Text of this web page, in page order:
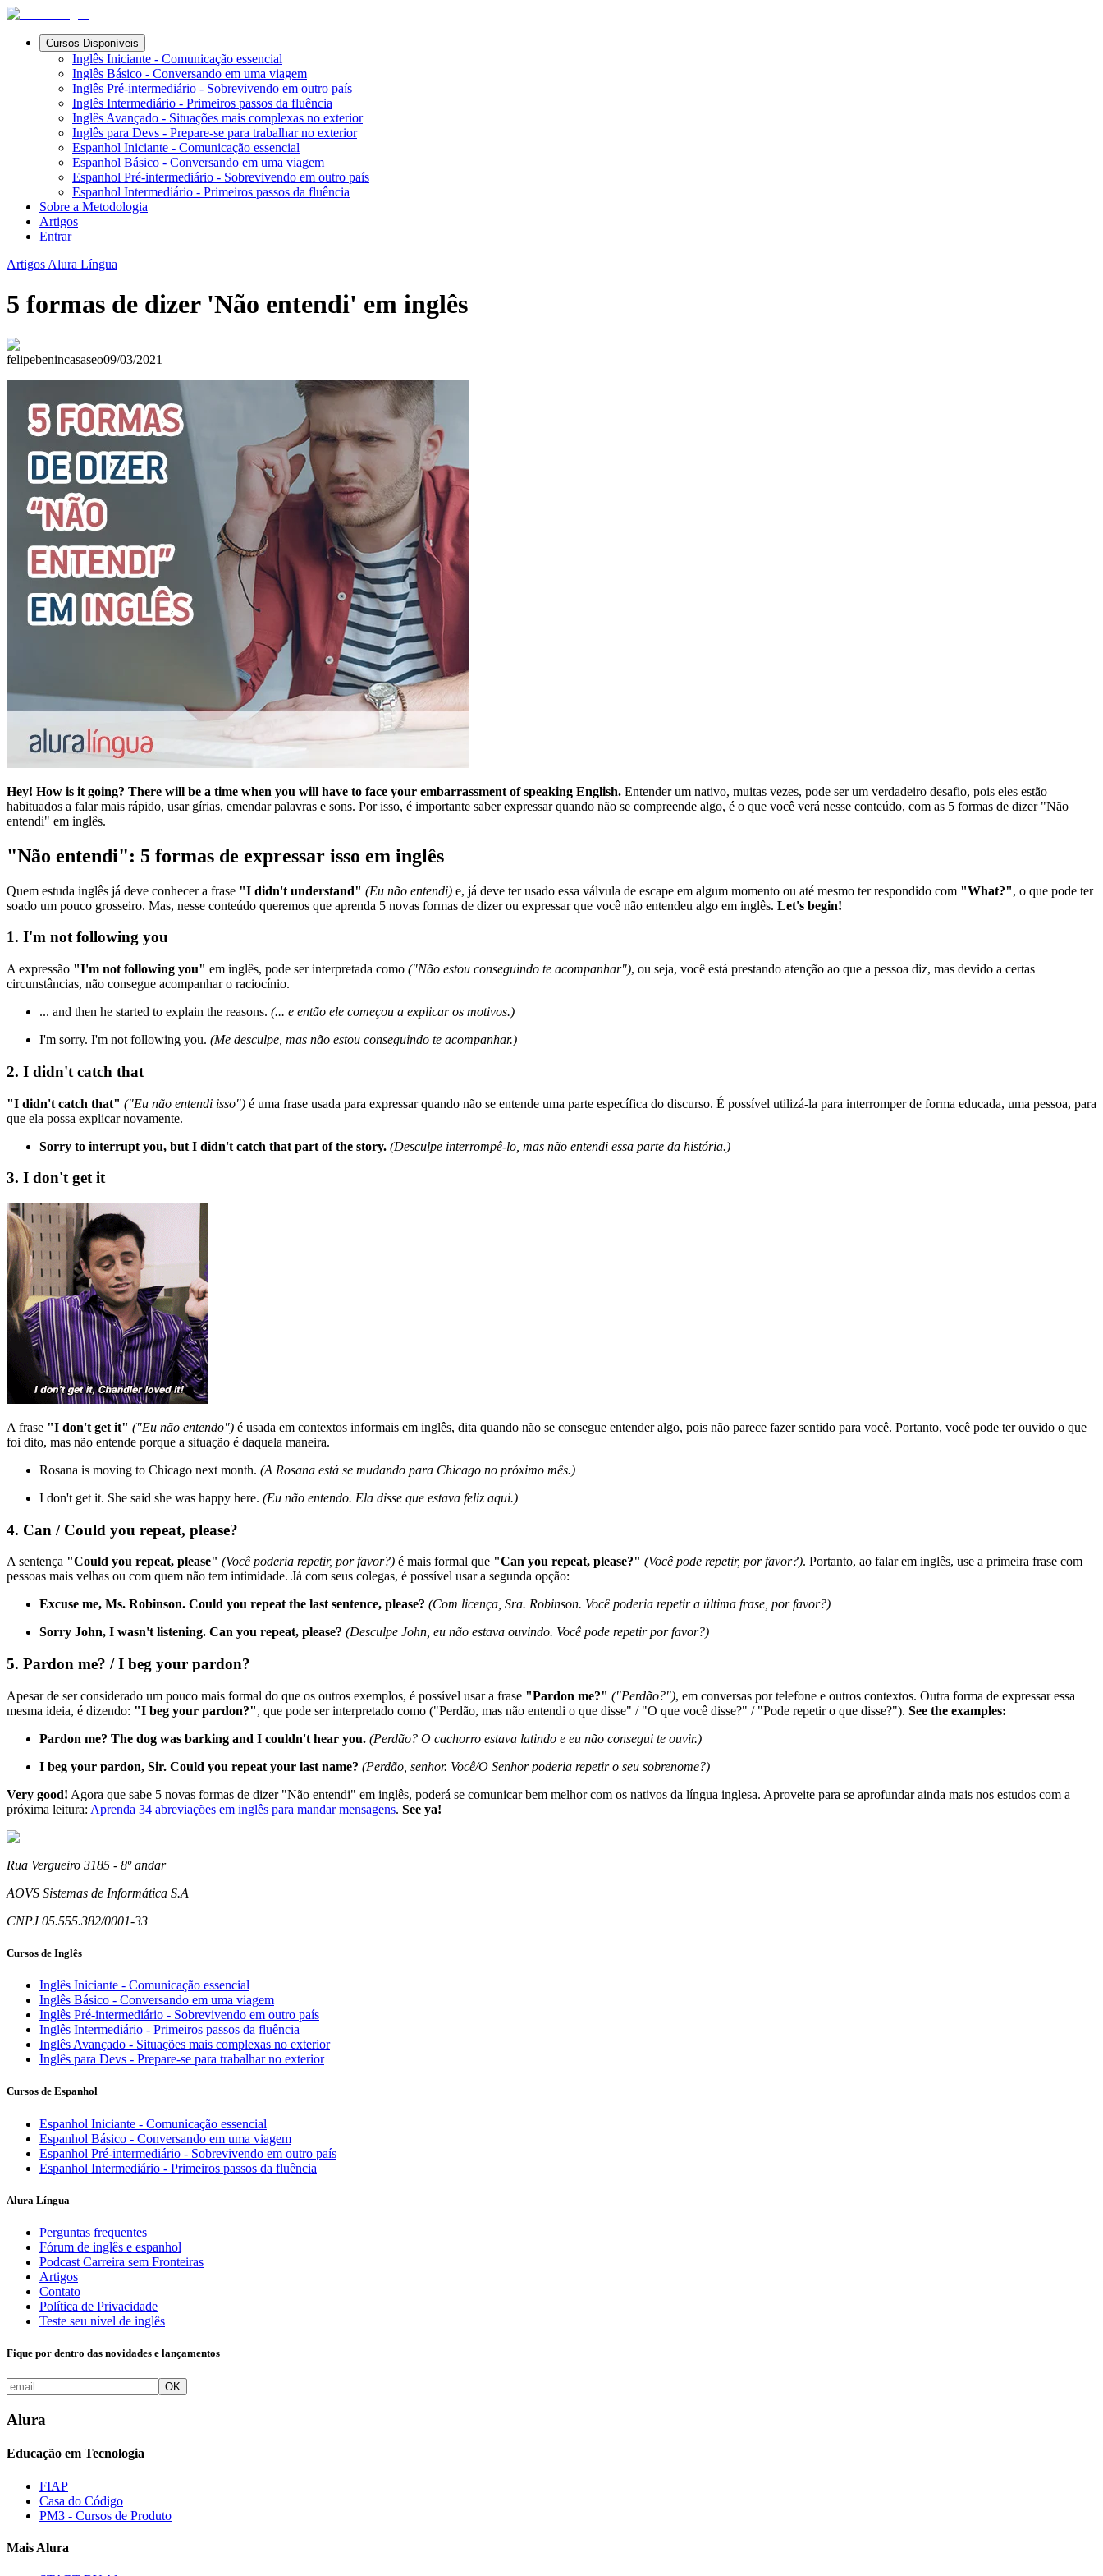
Cursos Disponíveis
Inglês Iniciante - Comunicação essencial
Inglês Básico - Conversando em uma viagem
Inglês Pré-intermediário - Sobrevivendo em outro país
Inglês Intermediário - Primeiros passos da fluência
Inglês Avançado - Situações mais complexas no exterior
Inglês para Devs - Prepare-se para trabalhar no exterior
Espanhol Iniciante - Comunicação essencial
Espanhol Básico - Conversando em uma viagem
Espanhol Pré-intermediário - Sobrevivendo em outro país
Espanhol Intermediário - Primeiros passos da fluência
Sobre a Metodologia
Artigos
Entrar
Artigos Alura Língua
5 formas de dizer 'Não entendi' em inglês
felipebenincasaseo09/03/2021
Hey! How is it going? There will be a time when you will have to face your embarrassment of speaking English. Entender um nativo, muitas vezes, pode ser um verdadeiro desafio, pois eles estão
habituados a falar mais rápido, usar gírias, emendar palavras e sons. Por isso, é importante saber expressar quando não se compreende algo, é o que você verá nesse conteúdo, com as 5 formas de dizer "Não
entendi" em inglês.
"Não entendi": 5 formas de expressar isso em inglês
Quem estuda inglês já deve conhecer a frase "I didn't understand" (Eu não entendi) e, já deve ter usado essa válvula de escape em algum momento ou até mesmo ter respondido com "What?", o que pode ter
soado um pouco grosseiro. Mas, nesse conteúdo queremos que aprenda 5 novas formas de dizer ou expressar que você não entendeu algo em inglês. Let's begin!
1. I'm not following you
A expressão "I'm not following you" em inglês, pode ser interpretada como ("Não estou conseguindo te acompanhar"), ou seja, você está prestando atenção ao que a pessoa diz, mas devido a certas
circunstâncias, não consegue acompanhar o raciocínio.
... and then he started to explain the reasons. (... e então ele começou a explicar os motivos.)
I'm sorry. I'm not following you. (Me desculpe, mas não estou conseguindo te acompanhar.)
2. I didn't catch that
"I didn't catch that" ("Eu não entendi isso") é uma frase usada para expressar quando não se entende uma parte específica do discurso. É possível utilizá-la para interromper de forma educada, uma pessoa, para
que ela possa explicar novamente.
Sorry to interrupt you, but I didn't catch that part of the story. (Desculpe interrompê-lo, mas não entendi essa parte da história.)
3. I don't get it
A frase "I don't get it" ("Eu não entendo") é usada em contextos informais em inglês, dita quando não se consegue entender algo, pois não parece fazer sentido para você. Portanto, você pode ter ouvido o que
foi dito, mas não entende porque a situação é daquela maneira.
Rosana is moving to Chicago next month. (A Rosana está se mudando para Chicago no próximo mês.)
I don't get it. She said she was happy here. (Eu não entendo. Ela disse que estava feliz aqui.)
4. Can / Could you repeat, please?
A sentença "Could you repeat, please" (Você poderia repetir, por favor?) é mais formal que "Can you repeat, please?" (Você pode repetir, por favor?). Portanto, ao falar em inglês, use a primeira frase com
pessoas mais velhas ou com quem não tem intimidade. Já com seus colegas, é possível usar a segunda opção:
Excuse me, Ms. Robinson. Could you repeat the last sentence, please? (Com licença, Sra. Robinson. Você poderia repetir a última frase, por favor?)
Sorry John, I wasn't listening. Can you repeat, please? (Desculpe John, eu não estava ouvindo. Você pode repetir por favor?)
5. Pardon me? / I beg your pardon?
Apesar de ser considerado um pouco mais formal do que os outros exemplos, é possível usar a frase "Pardon me?" ("Perdão?"), em conversas por telefone e outros contextos. Outra forma de expressar essa
mesma ideia, é dizendo: "I beg your pardon?", que pode ser interpretado como ("Perdão, mas não entendi o que disse" / "O que você disse?" / "Pode repetir o que disse?"). See the examples:
Pardon me? The dog was barking and I couldn't hear you. (Perdão? O cachorro estava latindo e eu não consegui te ouvir.)
I beg your pardon, Sir. Could you repeat your last name? (Perdão, senhor. Você/O Senhor poderia repetir o seu sobrenome?)
Very good! Agora que sabe 5 novas formas de dizer "Não entendi" em inglês, poderá se comunicar bem melhor com os nativos da língua inglesa. Aproveite para se aprofundar ainda mais nos estudos com a
próxima leitura: Aprenda 34 abreviações em inglês para mandar mensagens. See ya!
Rua Vergueiro 3185 - 8º andar
AOVS Sistemas de Informática S.A
CNPJ 05.555.382/0001-33
Cursos de Inglês
Inglês Iniciante - Comunicação essencial
Inglês Básico - Conversando em uma viagem
Inglês Pré-intermediário - Sobrevivendo em outro país
Inglês Intermediário - Primeiros passos da fluência
Inglês Avançado - Situações mais complexas no exterior
Inglês para Devs - Prepare-se para trabalhar no exterior
Cursos de Espanhol
Espanhol Iniciante - Comunicação essencial
Espanhol Básico - Conversando em uma viagem
Espanhol Pré-intermediário - Sobrevivendo em outro país
Espanhol Intermediário - Primeiros passos da fluência
Alura Língua
Perguntas frequentes
Fórum de inglês e espanhol
Podcast Carreira sem Fronteiras
Artigos
Contato
Política de Privacidade
Teste seu nível de inglês
Fique por dentro das novidades e lançamentos
OK
Alura
Educação em Tecnologia
FIAP
Casa do Código
PM3 - Cursos de Produto
Mais Alura